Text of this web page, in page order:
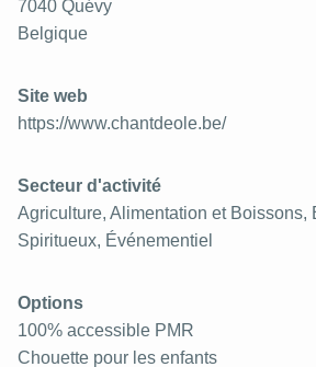
7040 Quévy
Belgique
Site web
https://www.chantdeole.be/
Secteur d'activité
Agriculture, Alimentation et Boissons,
Spiritueux, Événementiel
Options
100% accessible PMR
Chouette pour les enfants